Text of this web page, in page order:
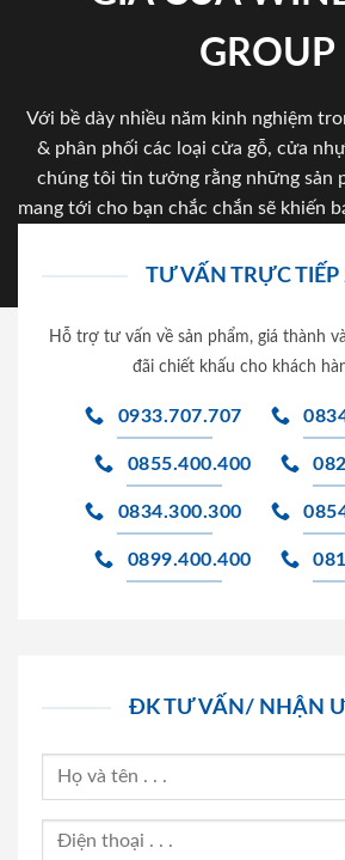
GROUP
Với bề dày nhiều năm kinh nghiệm
& phân phối các loại cửa gỗ, cửa
chúng tôi tin tưởng rằng những sản
mang tới cho bạn chắc chắn sẽ khiến
TƯ VẤN TRỰC
Hỗ trợ tư vấn về sản phẩm, giá thành
đãi chiết khấu cho khách
0933.707.707
0855.400.400
0834.300.300
0899.400.400
ĐK TƯ VẤN/ NHẬN